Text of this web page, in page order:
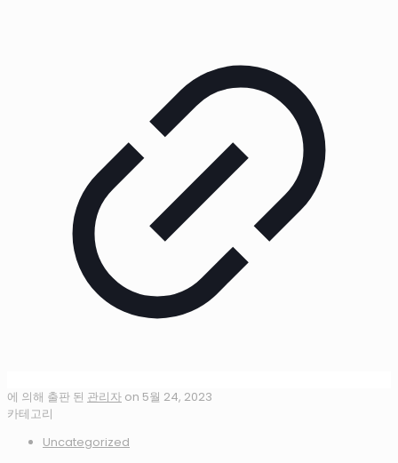
에 의해 출판 된 관리자 on 5월 24, 2023
카테고리
Uncategorized